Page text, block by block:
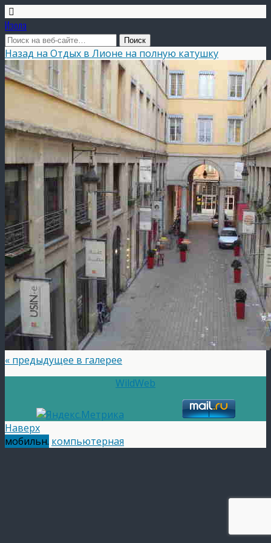
Изола
Назад на Отдых в Лионе на полную катушку
« предыдущее в галерее
WildWeb
Наверх
мобильн. компьютерная